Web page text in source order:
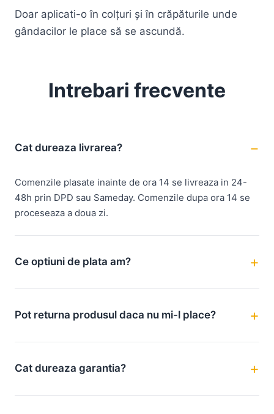
Doar aplicati-o în colțuri și în crăpăturile unde
gândacilor le place să se ascundă.
Intrebari frecvente
Cat dureaza livrarea?
Comenzile plasate inainte de ora 14 se livreaza in 24-
48h prin DPD sau Sameday. Comenzile dupa ora 14 se
proceseaza a doua zi.
Ce optiuni de plata am?
Pot returna produsul daca nu mi-l place?
Cat dureaza garantia?